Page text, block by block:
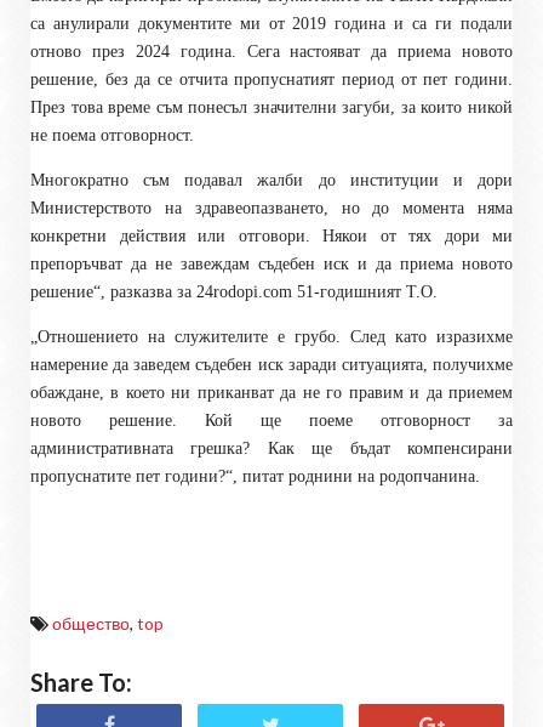
са анулирали документите ми от 2019 година и са ги подали
отново през 2024 година. Сега настояват да приема новото
решение, без да се отчита пропуснатият период от пет години.
През това време съм понесъл значителни загуби, за които никой
не поема отговорност.
Многократно съм подавал жалби до институции и дори
Министерството на здравеопазването, но до момента няма
конкретни действия или отговори. Някои от тях дори ми
препоръчват да не завеждам съдебен иск и да приема новото
решение“, разказва за 24rodopi.com 51-годишният Т.О.
„Отношението на служителите е грубо. След като изразихме
намерение да заведем съдебен иск заради ситуацията, получихме
обаждане, в което ни приканват да не го правим и да приемем
новото решение. Кой ще поеме отговорност за
административната грешка? Как ще бъдат компенсирани
пропуснатите пет години?“, питат роднини на родопчанина.
общество, top
Share To: